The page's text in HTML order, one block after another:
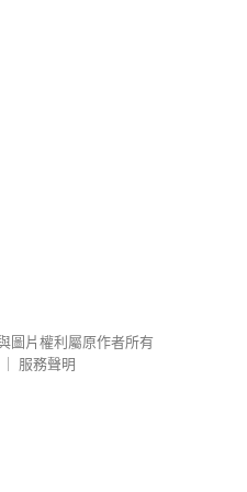
圖片權利屬原作者所有
服務聲明